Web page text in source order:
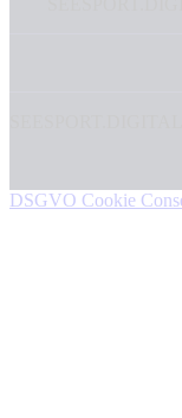
DSGVO Cookie